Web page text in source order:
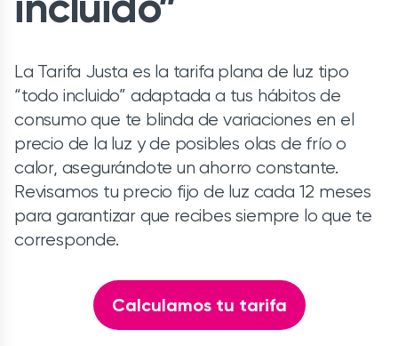
La Tarifa Justa es la tarifa plana de luz tipo
“todo incluido” adaptada a tus hábitos de
consumo que te blinda de variaciones en el
precio de la luz y de posibles olas de frío o
calor, asegurándote un ahorro constante.
Revisamos tu precio fijo de luz cada 12 meses
para garantizar que recibes siempre lo que te
corresponde.
Calculamos tu tarifa